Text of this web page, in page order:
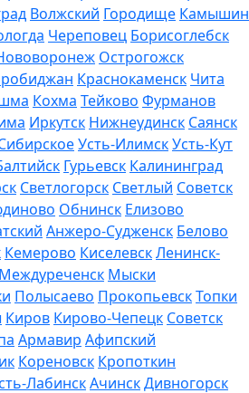
Волжский Городище Камышин
Череповец Борисоглебск
Острогожск
Краснокаменск Чита
Кохма Тейково Фурманов
Иркутск Нижнеудинск Саянск
Усть-ИлимскУсть-Кут
Гурьевск Калининград
Светлогорск Светлый Советск
Обнинск Елизово
Анжеро-Судженск Белово
Кемерово КиселевскЛенинск-
Междуреченск Мыски
Полысаево ПрокопьевскТопки
Киров Кирово-Чепецк Советск
Армавир Афипский
Кореновск Кропоткин
ЛабинскАчинскДивногорск